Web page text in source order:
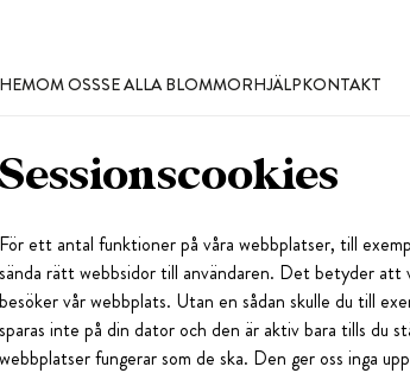
HEMOM OSSSE ALLA BLOMMORHJÄLPKONTAKT
Sessionscookies
För ett antal funktioner på våra webbplatser, till
sända rätt webbsidor till användaren. Det betyder att
besöker vår webbplats. Utan en sådan skulle du till
sparas inte på din dator och den är aktiv bara tills du
webbplatser fungerar som de ska. Den ger oss inga